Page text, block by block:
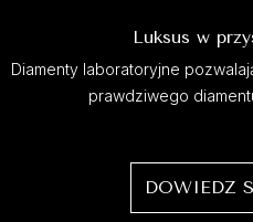
Luksus w
Diamenty laboratoryjne
prawdziwego
DOWIEDZ